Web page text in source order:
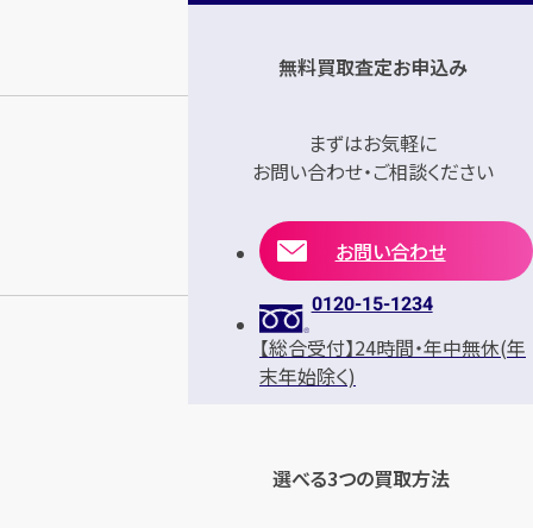
無料買取査定お申込み
まずはお気軽に
お問い合わせ・ご相談ください
お問い合わせ
0120-15-1234
【総合受付】24時間・年中無休(年
末年始除く)
選べる3つの買取方法